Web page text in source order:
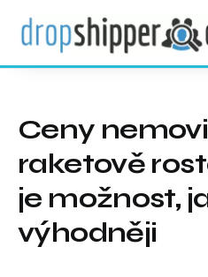
Ceny
raketově
je možnost,
výhodněji